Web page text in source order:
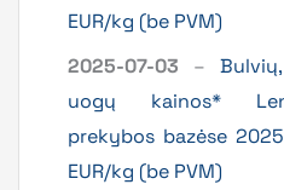
EUR/kg (be PVM)
2025-07-03 –
uogų kainos*
prekybos bazėse
EUR/kg (be PVM)